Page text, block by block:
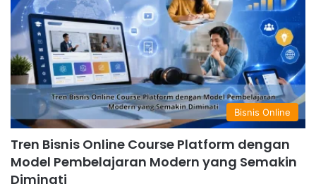
Bisnis Online
Tren Bisnis Online Course Platform dengan
Model Pembelajaran Modern yang Semakin
Diminati